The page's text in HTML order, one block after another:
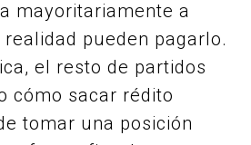
mayoritariamente a
pueden pagarlo.
el resto de partidos
cómo sacar rédito
tomar una posición